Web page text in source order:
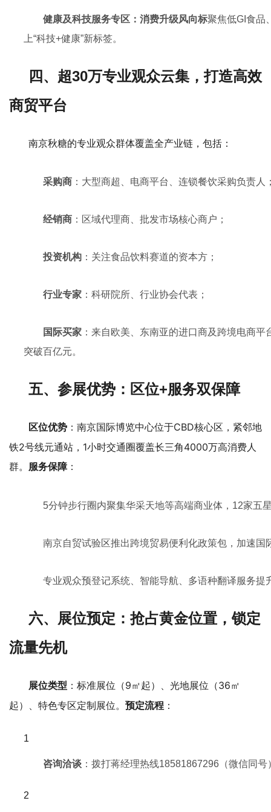
健康及科技服务专区：消费升级风向标聚焦低GI食品
上“科技+健康”新标签。
四、超30万专业观众云集，打造高效
商贸平台
南京秋糖的专业观众群体覆盖全产业链，包括：
采购商 ：大型商超、电商平台、连锁餐饮采购负责人
经销商 ：区域代理商、批发市场核心商户；
投资机构 ：关注食品饮料赛道的资本方；
行业专家 ：科研院所、行业协会代表；
国际买家 ：来自欧美、东南亚的进口商及跨境电商
突破百亿元。
五、参展优势：区位+服务双保障
区位优势 ：南京国际博览中心位于CBD核心区，紧邻地
铁2号线元通站，1小时交通圈覆盖长三角4000万高消费人
群。
服务保障：
5分钟步行圈内聚集华采天地等高端商业体，12家五
南京自贸试验区推出跨境贸易便利化政策包，加速国
专业观众预登记系统、智能导航、多语种翻译服务提
六、展位预定：抢占黄金位置，锁定
流量先机
展位类型 ：标准展位（9㎡起）、光地展位（36㎡
起）、特色专区定制展位。 预定流程 ：
咨询洽谈 ：拨打蒋经理热线18581867296（微信同